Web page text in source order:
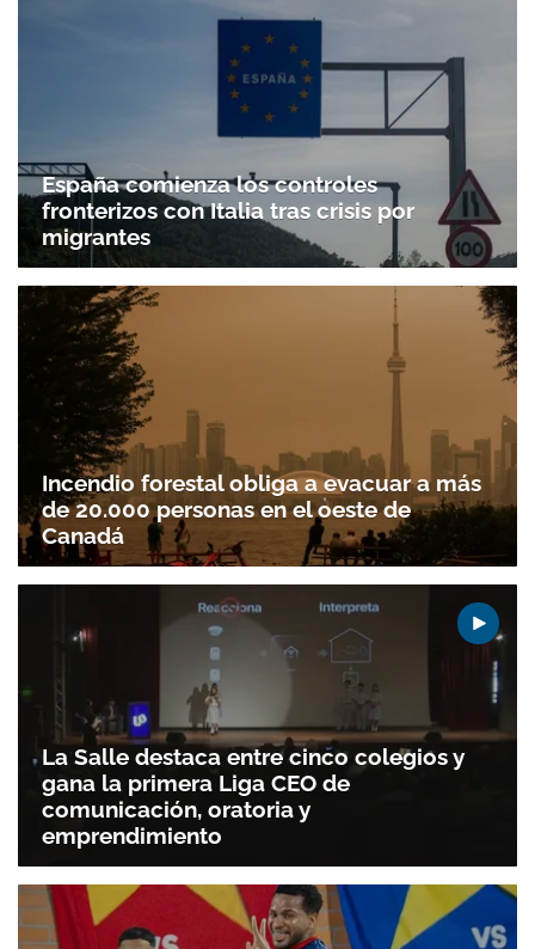
España comienza los controles
fronterizos con Italia tras crisis por
migrantes
Incendio forestal obliga a evacuar a más
de 20.000 personas en el oeste de
Canadá
La Salle destaca entre cinco colegios y
gana la primera Liga CEO de
comunicación, oratoria y
emprendimiento